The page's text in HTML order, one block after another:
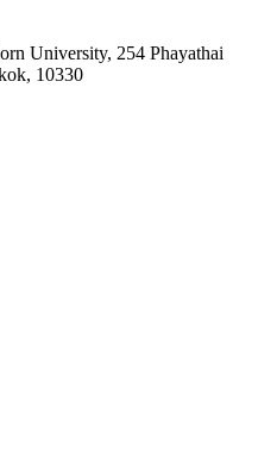
University, 254 Phayathai
10330